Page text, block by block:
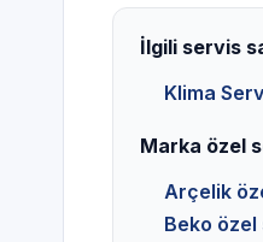
İlgili servis
Klima
Marka özel
Arçelik
Beko